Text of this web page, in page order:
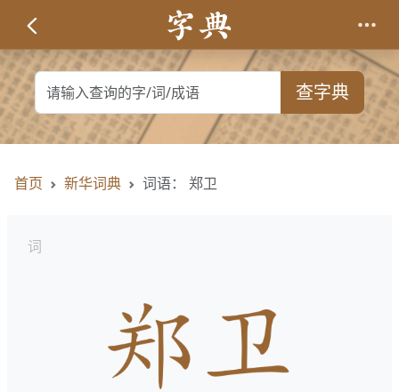
查字典
首页 新华词典 词语： 郑卫
词